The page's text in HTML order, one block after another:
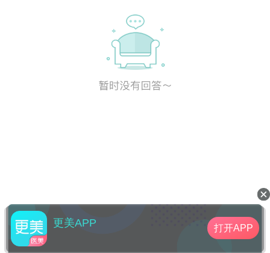
更美APP 打开APP